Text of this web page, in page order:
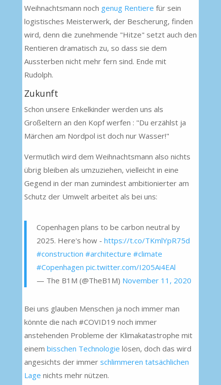
Weihnachtsmann noch genug Rentiere für sein
logistisches Meisterwerk, der Bescherung, finden
wird, denn die zunehmende "Hitze" setzt auch den
Rentieren dramatisch zu, so dass sie dem
Aussterben nicht mehr fern sind. Ende mit
Rudolph.
Zukunft
Schon unsere Enkelkinder werden uns als
Großeltern an den Kopf werfen : "Du erzählst ja
Märchen am Nordpol ist doch nur Wasser!"
Vermutlich wird dem Weihnachtsmann also nichts
übrig bleiben als umzuziehen, vielleicht in eine
Gegend in der man zumindest ambitionierter am
Schutz der Umwelt arbeitet als bei uns:
Copenhagen plans to be carbon neutral by
2025. Here's how - https://t.co/TKmlYpR75d
#construction #architecture #climate
#Copenhagen pic.twitter.com/I205Ai4EAl
— The B1M (@TheB1M) November 11, 2020
Bei uns glauben Menschen ja noch immer man
könnte die nach #COVID19 noch immer
anstehenden Probleme der Klimakatastrophe mit
einem bisschen Technologie lösen, doch das wird
angesichts der immer schlimmeren tatsächlichen
Lage nichts mehr nützen.